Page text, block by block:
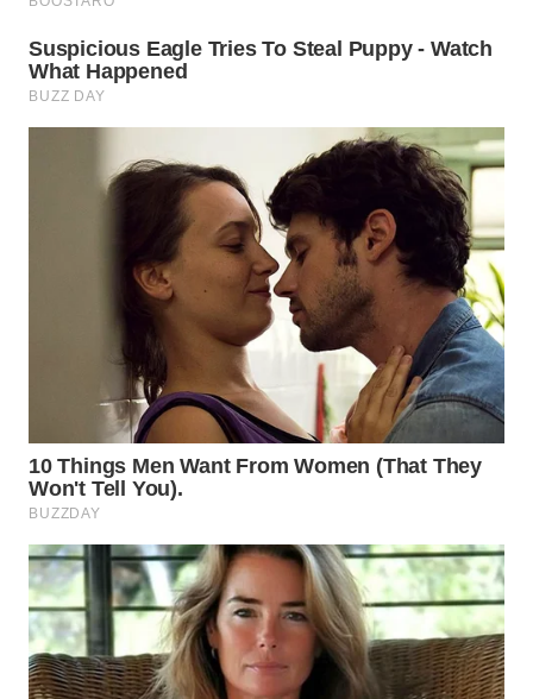
DAIRI
TAPANULI
SELATAN
WN
TANJUNG
LESUNG
WN
KARO